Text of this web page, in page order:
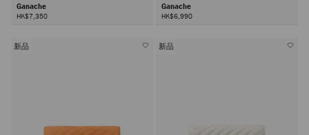
Ganache
HK$7,350
Ganache
HK$6,990
新品 新品